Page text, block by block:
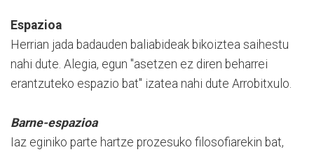
Espazioa
Herrian jada badauden baliabideak bikoiztea saihestu
nahi dute. Alegia, egun "asetzen ez diren beharrei
erantzuteko espazio bat" izatea nahi dute Arrobitxulo.
Barne-espazioa
Iaz eginiko parte hartze prozesuko filosofiarekin bat,